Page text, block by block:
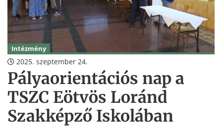
Intézmény
2025. szeptember 24.
Pályaorientációs nap a
TSZC Eötvös Loránd
Szakképző Iskolában